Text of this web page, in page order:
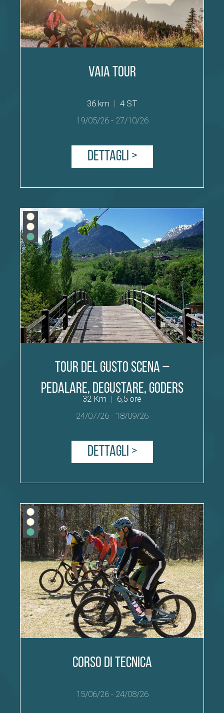
Vaia Tour
36 km | 4 ST
19/05/26- 27/10/26
Dettagli >
Tour del Gusto Scena –
Pedalare, degustare, goders
32 Km | 6,5 ore
24/07/26- 18/09/26
Dettagli >
Corso di tecnica
15/06/26- 24/08/26